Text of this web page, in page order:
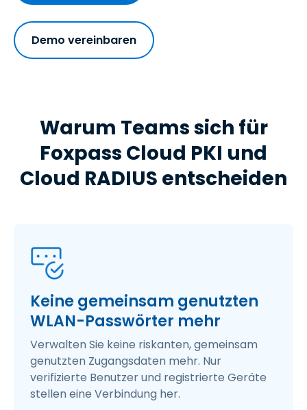
Demo vereinbaren
Warum Teams sich für
Foxpass Cloud PKI und
Cloud RADIUS entscheiden
Keine gemeinsam genutzten
WLAN-Passwörter mehr
Verwalten Sie keine riskanten, gemeinsam
genutzten Zugangsdaten mehr. Nur
verifizierte Benutzer und registrierte Geräte
stellen eine Verbindung her.